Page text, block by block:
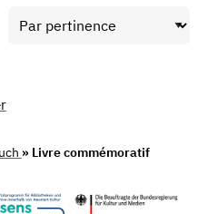
» Livre commémoratif